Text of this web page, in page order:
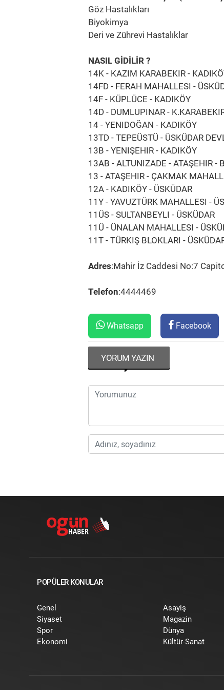
Göz Hastalıkları
Biyokimya
Deri ve Zührevi Hastalıklar
NASIL GİDİLİR ?
14K - KAZIM KARABEKIR -
14FD - FERAH MAHALLESI -
14F - KÜPLÜCE - KADIKÖY
14D - DUMLUPINAR -
14 - YENIDOĞAN - KADIKÖY
13TD - TEPEÜSTÜ - ÜSKÜDAR
13B - YENIŞEHIR - KADIKÖY
13AB - ALTUNIZADE - ATAŞEHIR -
13 - ATAŞEHIR - ÇAKMAK
12A - KADIKÖY - ÜSKÜDAR
11Y - YAVUZTÜRK MAHALLESI -
11ÜS - SULTANBEYLI - ÜSKÜDAR
11Ü - ÜNALAN MAHALLESI -
11T - TÜRKIŞ BLOKLARI -
Adres:Mahir İz Caddesi No:7
Telefon:4444469
Whatsapp Facebook
YORUM YAZIN
POPÜLER KONULAR
Genel
Siyaset
Spor
Ekonomi
Asayiş
Magazin
Dünya
Kültür-Sanat